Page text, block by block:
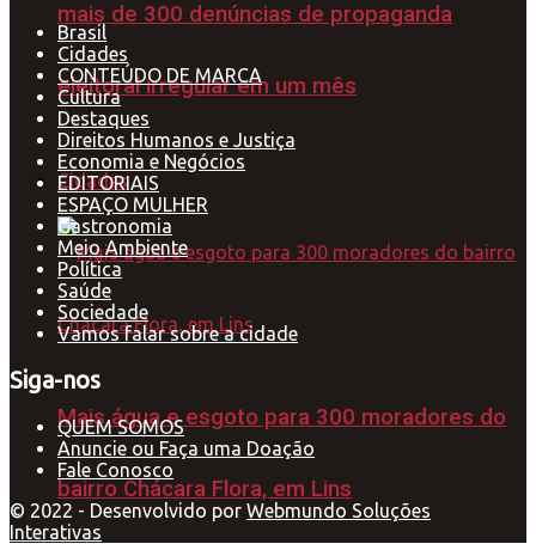
mais de 300 denúncias de propaganda
eleitoral irregular em um mês
Cidades
Mais água e esgoto para 300 moradores do
bairro Chácara Flora, em Lins
Brasil
Cidades
CONTEÚDO DE MARCA
Cultura
Destaques
Direitos Humanos e Justiça
Economia e Negócios
EDITORIAIS
ESPAÇO MULHER
Gastronomia
Meio Ambiente
Política
Saúde
Sociedade
Vamos falar sobre a cidade
Siga-nos
QUEM SOMOS
Anuncie ou Faça uma Doação
Fale Conosco
© 2022 - Desenvolvido por Webmundo Soluções
Interativas